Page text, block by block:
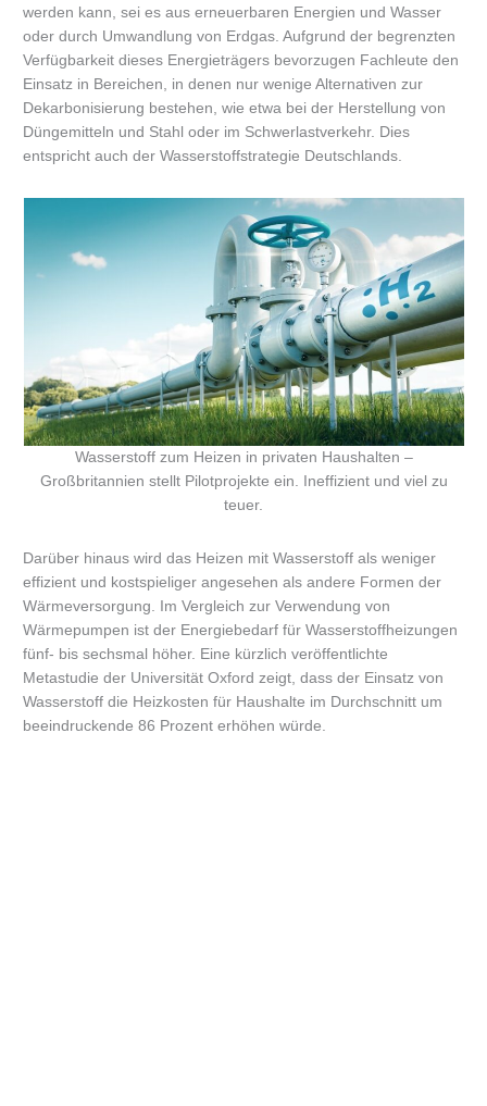
werden kann, sei es aus erneuerbaren Energien und Wasser
oder durch Umwandlung von Erdgas. Aufgrund der begrenzten
Verfügbarkeit dieses Energieträgers bevorzugen Fachleute den
Einsatz in Bereichen, in denen nur wenige Alternativen zur
Dekarbonisierung bestehen, wie etwa bei der Herstellung von
Düngemitteln und Stahl oder im Schwerlastverkehr. Dies
entspricht auch der Wasserstoffstrategie Deutschlands.
Wasserstoff zum Heizen in privaten Haushalten –
Großbritannien stellt Pilotprojekte ein. Ineffizient und viel zu
teuer.
Darüber hinaus wird das Heizen mit Wasserstoff als weniger
effizient und kostspieliger angesehen als andere Formen der
Wärmeversorgung. Im Vergleich zur Verwendung von
Wärmepumpen ist der Energiebedarf für Wasserstoffheizungen
fünf- bis sechsmal höher. Eine kürzlich veröffentlichte
Metastudie der Universität Oxford zeigt, dass der Einsatz von
Wasserstoff die Heizkosten für Haushalte im Durchschnitt um
beeindruckende 86 Prozent erhöhen würde.